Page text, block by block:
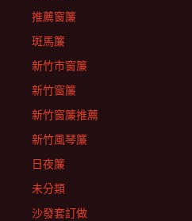
推薦窗簾
斑馬簾
新竹市窗簾
新竹窗簾
新竹窗簾推薦
新竹風琴簾
日夜簾
未分類
沙發套訂做